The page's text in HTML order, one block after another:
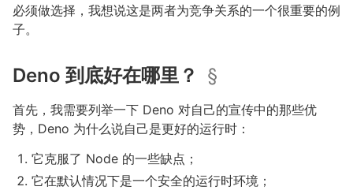
必须做选择，我想说这是两者为竞争关系的一个很重要的例
子。
Deno 到底好在哪里？ §
首先，我需要列举一下 Deno 对自己的宣传中的那些优
势，Deno 为什么说自己是更好的运行时：
它克服了 Node 的一些缺点；
它在默认情况下是一个安全的运行时环境；